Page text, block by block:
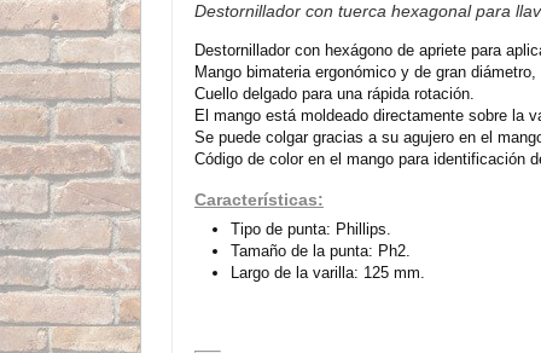
Destornillador con tuerca hexagonal para
Destornillador con hexágono de apriete para
Mango bimateria ergonómico y de gran
Cuello delgado para una rápida rotación.
El mango está moldeado directamente sobre la
Se puede colgar gracias a su agujero en el
Código de color en el mango para identificación
Características:
Tipo de punta: Phillips.
Tamaño de la punta: Ph2.
Largo de la varilla: 125 mm.